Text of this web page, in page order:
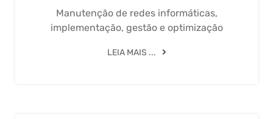
Manutenção de redes informáticas,
implementação, gestão e optimização
LEIA MAIS ...